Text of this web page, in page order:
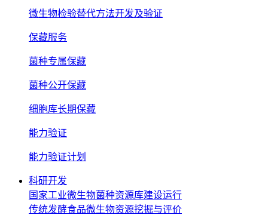
微生物检验替代方法开发及验证
保藏服务
菌种专属保藏
菌种公开保藏
细胞库长期保藏
能力验证
能力验证计划
科研开发
国家工业微生物菌种资源库建设运行
传统发酵食品微生物资源挖掘与评价